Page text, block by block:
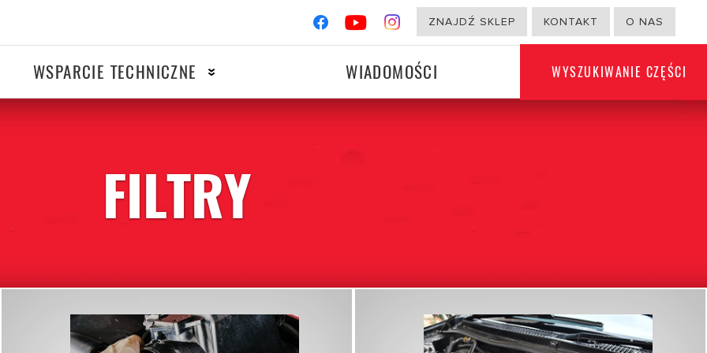
ZNAJDŹ SKLEP KONTAKT O NAS
MOTOCYKLE
WSPARCIE TECHNICZNE
Układ zapłonowy
Filtry
WIADOMOŚCI WYSZUKIWANIE CZĘŚCI
FILTRY